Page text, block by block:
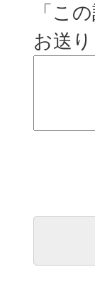
「こ
お送り